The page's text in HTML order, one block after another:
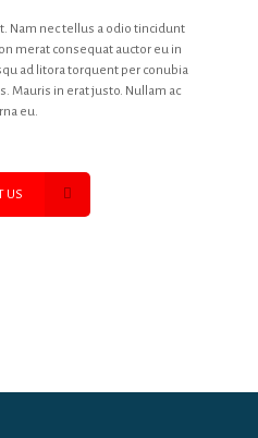
Nam nec tellus a odio tincidunt
merat consequat auctor eu in
ad litora torquent per conubia
Mauris in erat justo. Nullam ac
eu.
US